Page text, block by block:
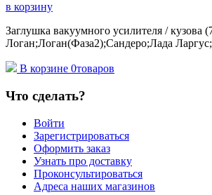
в корзину
Заглушка вакуумного усилителя / кузова
Логан;Логан(Фаза2);Сандеро;Лада Ларгус;
В корзине 0товаров
Что сделать?
Войти
Зарегистрироваться
Оформить заказ
Узнать про доставку
Проконсультироваться
Адреса наших магазинов